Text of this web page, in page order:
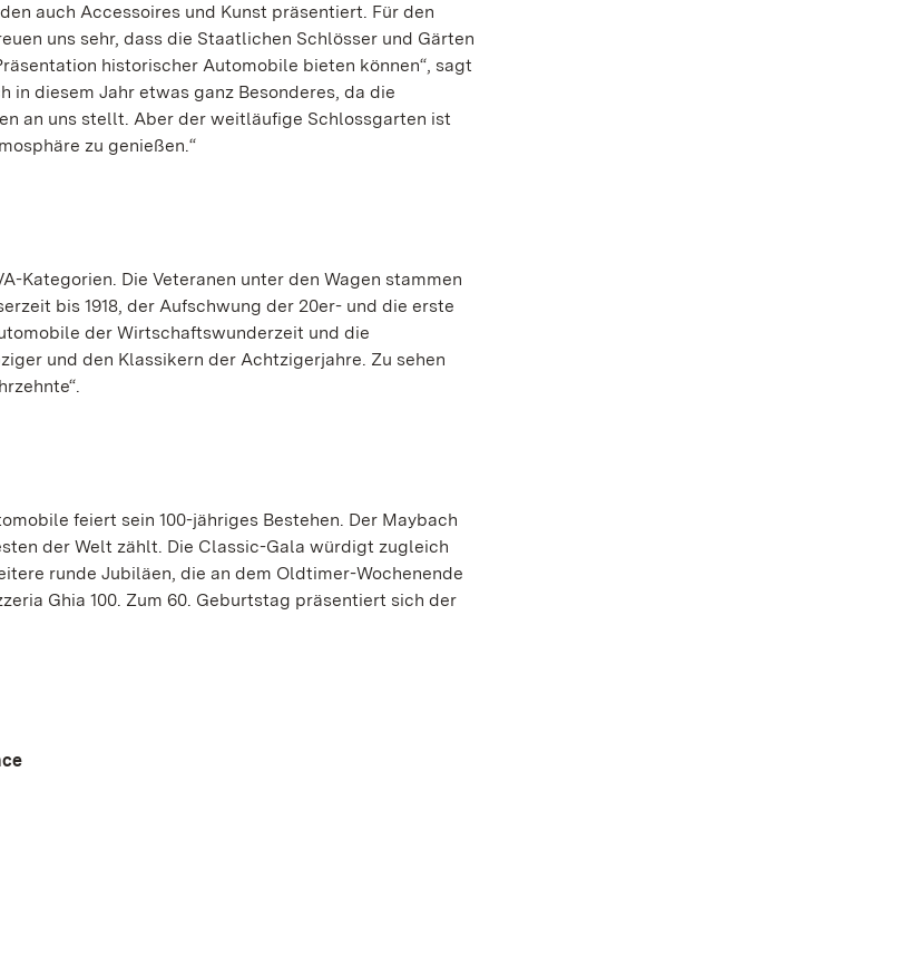
auch Accessoires und Kunst präsentiert. Für den
uns sehr, dass die Staatlichen Schlösser und Gärten
historischer Automobile bieten können“, sagt
diesem Jahr etwas ganz Besonderes, da die
an uns stellt. Aber der weitläufige Schlossgarten ist
zu genießen.“
Kategorien. Die Veteranen unter den Wagen stammen
bis 1918, der Aufschwung der 20er- und die erste
der Wirtschaftswunderzeit und die
und den Klassikern der Achtzigerjahre. Zu sehen
feiert sein 100-jähriges Bestehen. Der Maybach
der Welt zählt. Die Classic-Gala würdigt zugleich
runde Jubiläen, die an dem Oldtimer-Wochenende
Ghia 100. Zum 60. Geburtstag präsentiert sich der